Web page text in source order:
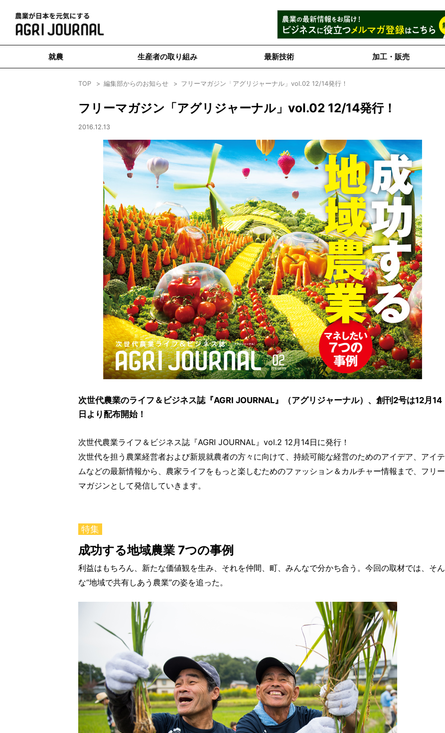
就農 生産者の取り組み 最新技術 加工・販売
TOP 編集部からのお知らせ フリーマガジン「アグリジャーナル」vol.02 12/14発行！
フリーマガジン「アグリジャーナル」vol.02 12/14発行！
2016.12.13
次世代農業のライフ＆ビジネス誌『AGRI JOURNAL』（アグリジャーナル）、創刊2号は12月14
日より配布開始！
次世代農業ライフ＆ビジネス誌『AGRI JOURNAL』vol.2 12月14日に発行！
次世代を担う農業経営者および新規就農者の方々に向けて、持続可能な経営のためのアイデア、アイテ
ムなどの最新情報から、農家ライフをもっと楽しむためのファッション＆カルチャー情報まで、フリー
マガジンとして発信していきます。
特集
成功する地域農業 7つの事例
利益はもちろん、新たな価値観を生み、それを仲間、町、みんなで分かち合う。今回の取材では、そん
な“地域で共有しあう農業”の姿を追った。